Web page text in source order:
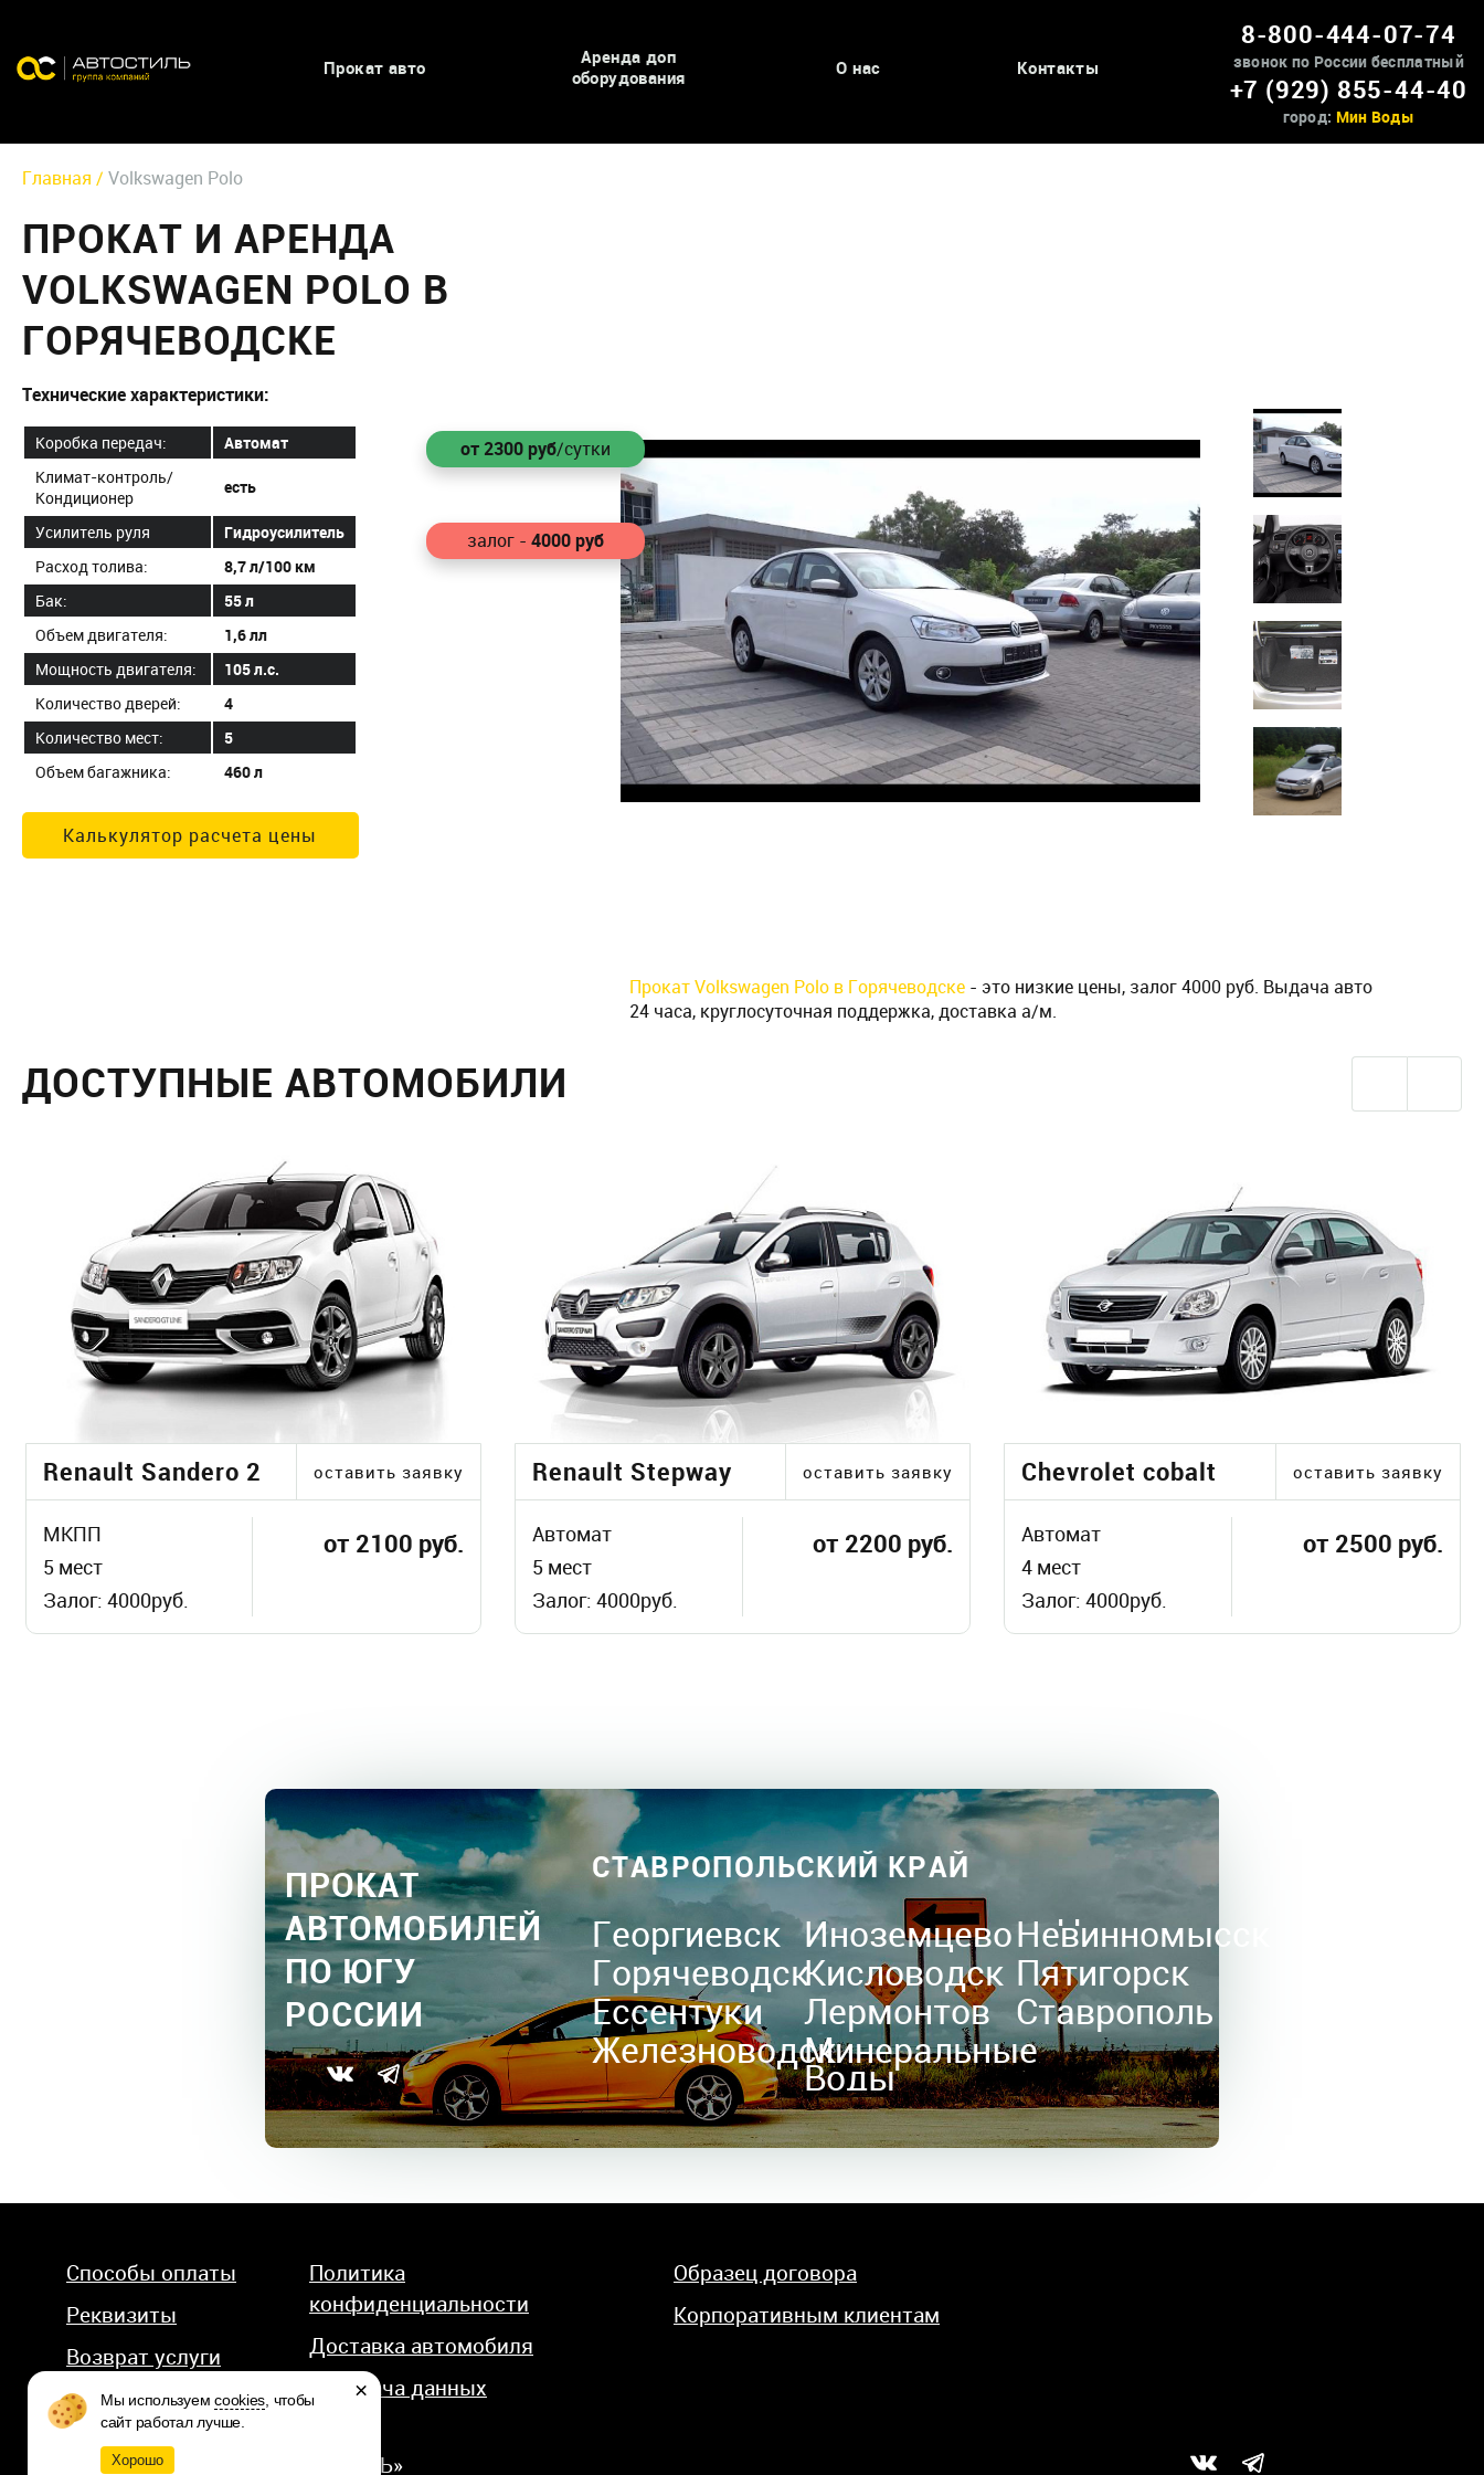
Прокат авто
Аренда доп
оборудования
О нас Контакты
8-800-444-07-74
звонок по России бесплатный
+7 (929) 855-44-40
город: Мин Воды
Главная / Volkswagen Polo
ПРОКАТ И АРЕНДА
VOLKSWAGEN POLO В
ГОРЯЧЕВОДСКЕ
Технические характеристики:
Коробка передач:
Автомат
Климат-контроль/
Кондиционер
есть
Усилитель руля
Гидроусилитель
Расход толива:
8,7 л/100 км
Бак:
55 л
Объем двигателя:
1,6 лл
Мощность двигателя:
105 л.с.
Количество дверей:
4
Количество мест:
5
Объем багажника:
460 л
Калькулятор расчета цены
от 2300руб/сутки
залог - 4000руб
Прокат Volkswagen Polo в Горячеводске - это низкие цены, залог 4000 руб. Выдача авто
24 часа, круглосуточная поддержка, доставка а/м.
ДОСТУПНЫЕ АВТОМОБИЛИ
Renault Sandero 2 оставить заявку
МКПП
5 мест
Залог: 4000руб.
от 2100 руб.
Renault Stepway оставить заявку
Автомат
5 мест
Залог: 4000руб.
от 2200 руб.
Chevrolet cobalt оставить заявку
Автомат
4 мест
Залог: 4000руб.
от 2500 руб.
ПРОКАТ
АВТОМОБИЛЕЙ
ПО ЮГУ
РОССИИ
СТАВРОПОЛЬСКИЙ КРАЙ
Георгиевск
Горячеводск
Ессентуки
Железноводск
Иноземцево
Кисловодск
Лермонтов
Минеральные
Воды
Невинномысск
Пятигорск
Ставрополь
Способы оплаты
Реквизиты
Возврат услуги
Политика
конфиденциальности
Доставка автомобиля
Передача данных
Образец договора
Корпоративным клиентам
© 2026 КОМПАНИЯ «АВТОСТИЛЬ»
Мы используемcookies , чтобы
сайт работал лучше.
Хорошо
×